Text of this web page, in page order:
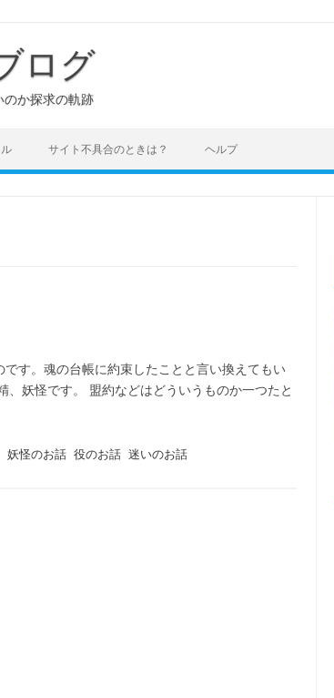
ログ
のか探求の軌跡
サイト不具合のときは？ ヘルプ
す。魂の台帳に約束したことと言い換えてもい
妖怪です。 盟約などはどういうものか一つたと
妖怪のお話 役のお話 迷いのお話